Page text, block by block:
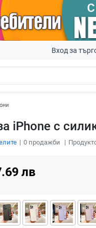
Вход за
iPhone с
0продажби
лв